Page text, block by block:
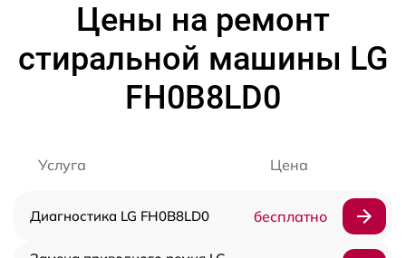
Цены на ремонт
стиральной машины LG
FH0B8LD0
Услуга Цена
Диагностика LG FH0B8LD0 бесплатно